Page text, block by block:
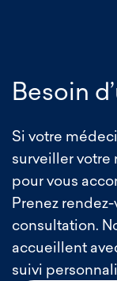
Besoin
Si votre
surveiller votre
pour vous
Prenez
consultation.
accueillent
suivi